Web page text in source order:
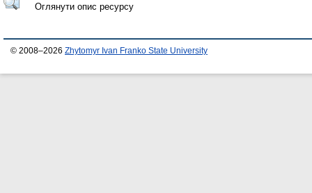
Оглянути опис ресурсу
© 2008–2026 Zhytomyr Ivan Franko State University